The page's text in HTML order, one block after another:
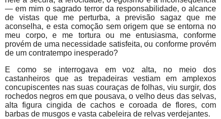
— em mim o sagrado terror da responsabilidade, o alcance
de vistas que me perturba, a previsão sagaz que me
aconselha, e esta comoção sem origem que se entorna no
meu corpo, e me tortura ou me entusiasma, conforme
provém de uma necessidade satisfeita, ou conforme provém
de um contratempo inesperado?
E como se interrogava em voz alta, no meio dos
castanheiros que as trepadeiras vestiam em amplexos
concupiscentes nas suas couraças de folhas, viu surgir, dos
rochedos negros em que pousava, o velho deus das selvas,
alta figura cingida de cachos e coroada de flores, com
barbas de musgos e vasta cabeleira de relvas verdejantes.